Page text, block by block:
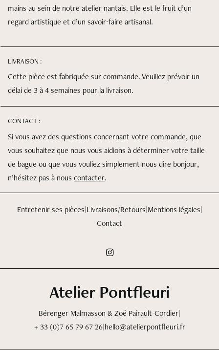
mains au sein de notre atelier nantais. Elle est le fruit d’un
regard artistique et d’un savoir-faire artisanal.
LIVRAISON :
Cette pièce est fabriquée sur commande. Veuillez prévoir un
délai de 3 à 4 semaines pour la livraison.
CONTACT :
Si vous avez des questions concernant votre commande, que
vous souhaitez que nous vous aidions à déterminer votre taille
de bague ou que vous vouliez simplement nous dire bonjour,
n’hésitez pas à nous contacter.
Entretenir ses pièces|Livraisons/Retours|Mentions légales|
Contact
Atelier Pontfleuri
Bérenger Malmasson & Zoé Pairault-Cordier|
+ 33 (0)7 65 79 67 26|hello@atelierpontfleuri.fr